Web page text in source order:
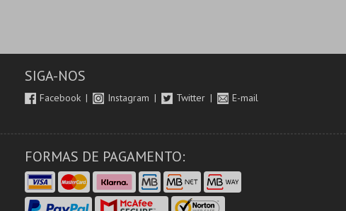
SIGA-NOS
Facebook Instagram Twitter E-mail
FORMAS DE PAGAMENTO: